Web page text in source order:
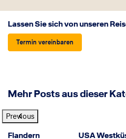
Lassen Sie sich von unseren
Termin vereinbaren
Mehr Posts aus dieser
Previous
Flandern
USA